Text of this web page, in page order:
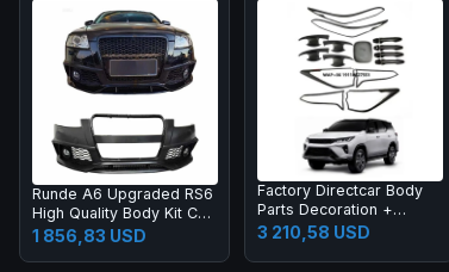
Runde A6 Upgraded RS6
High Quality Body Kit Car
Bumper Grille Rear Lips
Tail Throat Tail Wing
1 856,83 USD
Factory Directcar Body
Parts Decoration +
protection Car Body
Parts Car Accessories
3 210,58 USD